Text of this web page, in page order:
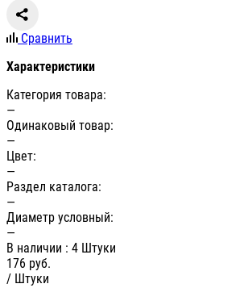
Сравнить
Характеристики
Категория товара:
—
Одинаковый товар:
—
Цвет:
—
Раздел каталога:
—
Диаметр условный:
—
В наличии : 4 Штуки
176 руб.
/ Штуки